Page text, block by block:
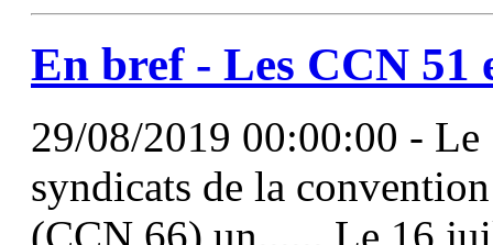
En bref - Les CCN 51
29/08/2019 00:00:00 -
syndicats de la